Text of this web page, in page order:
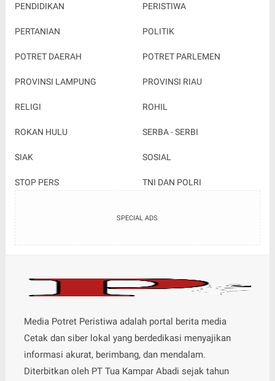
PENDIDIKAN PERISTIWA
PERTANIAN POLITIK
POTRET DAERAH POTRET PARLEMEN
PROVINSI LAMPUNG PROVINSI RIAU
RELIGI ROHIL
ROKAN HULU SERBA - SERBI
SIAK SOSIAL
STOP PERS TNI DAN POLRI
SPECIAL ADS
Media Potret Peristiwa adalah portal berita media
Cetak dan siber lokal yang berdedikasi menyajikan
informasi akurat, berimbang, dan mendalam.
Diterbitkan oleh PT Tua Kampar Abadi sejak tahun